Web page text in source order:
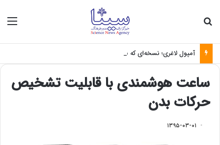
آمپول لاغری؛ نسخه‌ای که بدون تغذیه خطرناک می‌شود
ساعت هوشمندی با قابلیت تشخیص
حرکات بدن
۱۳۹۵-۰۳-۰۱